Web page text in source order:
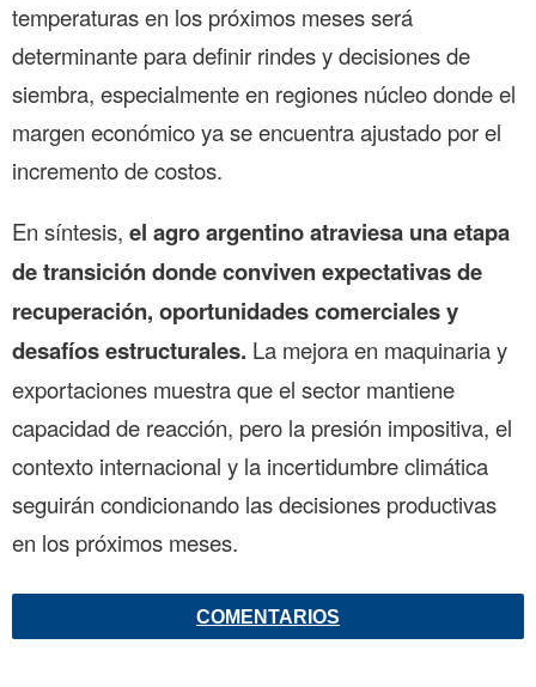
temperaturas en los próximos meses será
determinante para definir rindes y decisiones de
siembra, especialmente en regiones núcleo donde el
margen económico ya se encuentra ajustado por el
incremento de costos.
En síntesis, el agro argentino atraviesa una etapa
de transición donde conviven expectativas de
recuperación, oportunidades comerciales y
desafíos estructurales. La mejora en maquinaria y
exportaciones muestra que el sector mantiene
capacidad de reacción, pero la presión impositiva, el
contexto internacional y la incertidumbre climática
seguirán condicionando las decisiones productivas
en los próximos meses.
COMENTARIOS